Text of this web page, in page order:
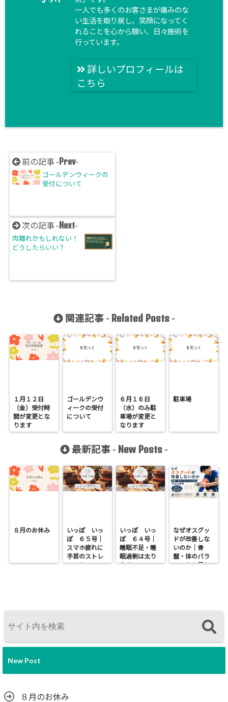
一人でも多くのお客さまが痛みのな
い生活を取り戻し、笑顔になってく
れることを心から願い、日々施術を
行っています。
詳しいプロフィールは
こちら
前の記事 -Prev-
ゴールデンウィークの
受付について
次の記事 -Next-
肉離れかもしれない！
どうしたらいい？
関連記事 - Related Posts-
１月１２日
（金）受付時
間が変更とな
ります
ゴールデンウ
ィークの受付
について
６月１６日
（水）のみ駐
車場が変更と
なります
駐車場
最新記事 - New Posts -
８月のお休み
いっぽ いっ
ぽ ６５号｜
スマホ疲れに
手首のストレ
ッチを
いっぽ いっ
ぽ ６４号｜
睡眠不足・睡
眠過剰は太り
やすい
なぜオスグッ
ドが改善しな
いのか｜骨
盤・体のバラ
ンスから見た
New Post
８月のお休み